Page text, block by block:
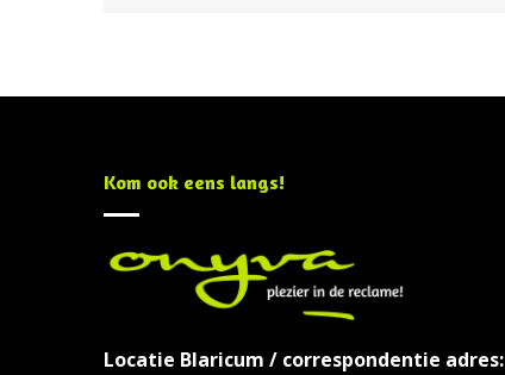
Kom ook eens langs!
Locatie Blaricum / correspondentie adres: